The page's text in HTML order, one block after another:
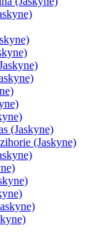
(Jaskyne)
(Jaskyne)